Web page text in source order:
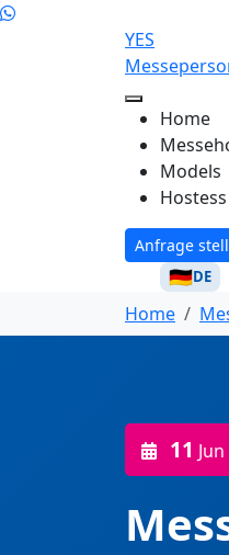
YES
Home
Models
Anfrage
🇩🇪DE
Home
11